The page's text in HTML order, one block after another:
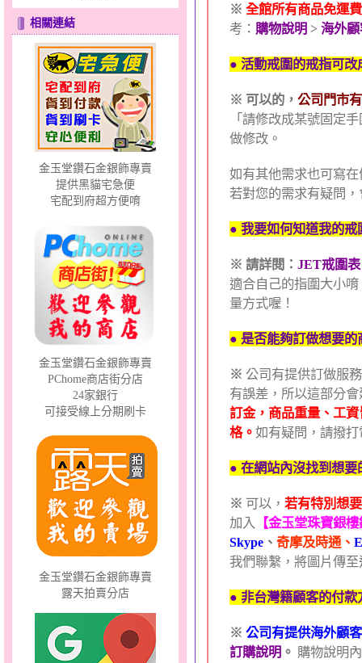
分享愛～金銀鋼套鍊
貓頭鷹～黃金耳環
甜心女孩～金銀鋼女套鍊
幸福祈願～金銀鋼套鍊
天真Rody～金銀鋼套鍊
相關連結
金玉堂鑽石金銀飾專賣
提供黑貓宅急便
宅配到府超方便唷
金玉堂鑽石金銀飾專賣
PChome商店街分店
24家銀行
可接受線上分期刷卡
金玉堂鑽石金銀飾專賣
露天拍賣分店
※ 全館所有商品免運
考： 購物說明 > 海外
● 活動戒圍的戒指可改
※ 可以的， 公司門市
「請修改成某號固定
做修改。
如有其他需求也可寫
若對您的需求有疑問
● 我要如何知道我的戒
※ 請詳閱： JET戒圍表
適合自己的指圍大小
量方式喔！
● 是否能夠訂做想要的
※ 公司有提供訂做服
有誤差，所以這部分
訂金，商品重量、工
格。 如有疑問，請撥
● 在網站內沒找到想
※ 可以， 若有特別想
加入 【金玉堂珠寶銀
Skype 、 奇摩及時通、
我們聯繫，將圖片傳
● 非台灣籍顧客的付款
※ 公司有提供海外顧
訂購說明 。 購物說明